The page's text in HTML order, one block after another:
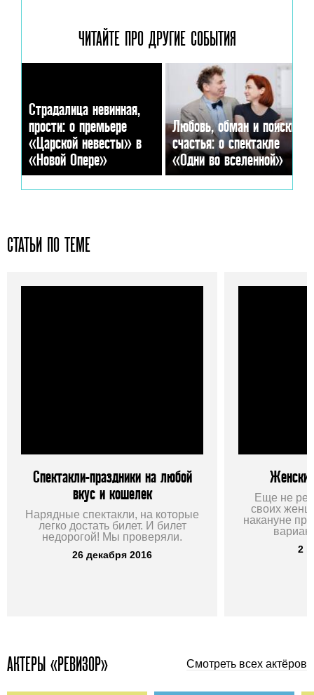
ЧИТАЙТЕ ПРО ДРУГИЕ СОБЫТИЯ
Страдалица невинная,
прости: о премьере
«Царской невесты» в
«Новой Опере»
Любовь, обман и поиски
счастья: о спектакле
«Одни во вселенной»
СТАТЬИ ПО ТЕМЕ
Спектакли-праздники на любой
вкус и кошелек
Нарядные спектакли, на которые
легко достать билет. И билет
недорогой! Мы проверяли.
26 декабря 2016
Еще не
своих
накануне
2
АКТЕРЫ «РЕВИЗОР» Смотреть всех актёров